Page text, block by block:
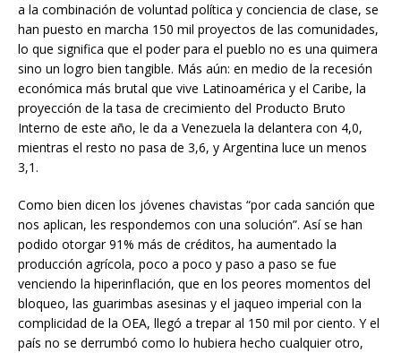
a la combinación de voluntad política y conciencia de clase, se
han puesto en marcha 150 mil proyectos de las comunidades,
lo que significa que el poder para el pueblo no es una quimera
sino un logro bien tangible. Más aún: en medio de la recesión
económica más brutal que vive Latinoamérica y el Caribe, la
proyección de la tasa de crecimiento del Producto Bruto
Interno de este año, le da a Venezuela la delantera con 4,0,
mientras el resto no pasa de 3,6, y Argentina luce un menos
3,1.
Como bien dicen los jóvenes chavistas “por cada sanción que
nos aplican, les respondemos con una solución”. Así se han
podido otorgar 91% más de créditos, ha aumentado la
producción agrícola, poco a poco y paso a paso se fue
venciendo la hiperinflación, que en los peores momentos del
bloqueo, las guarimbas asesinas y el jaqueo imperial con la
complicidad de la OEA, llegó a trepar al 150 mil por ciento. Y el
país no se derrumbó como lo hubiera hecho cualquier otro,